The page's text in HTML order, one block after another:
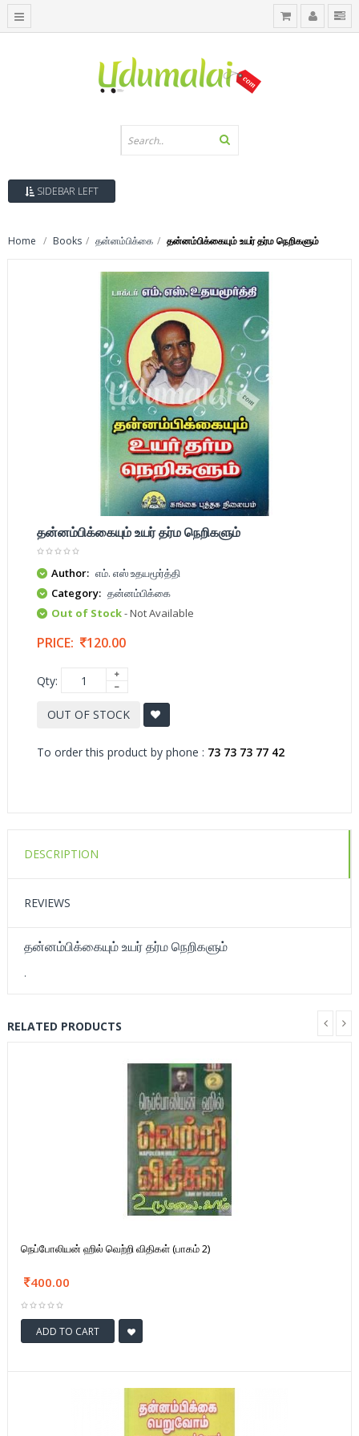
SIDEBAR LEFT
Home Books தன்னம்பிக்கை தன்னம்பிக்கையும் உயர் தர்ம நெறிகளும்
தன்னம்பிக்கையும் உயர் தர்ம நெறிகளும்
Author: எம். எஸ் உதயமூர்த்தி
Category: தன்னம்பிக்கை
Out of Stock- Not Available
PRICE: 120.00
Qty:
OUT OF STOCK
To order this product by phone : 73 73 73 77 42
DESCRIPTION
REVIEWS
தன்னம்பிக்கையும் உயர் தர்ம நெறிகளும்
.
RELATED PRODUCTS
நெப்போலியன் ஹில் வெற்றி விதிகள் (பாகம் 2)
400.00
ADD TO CART